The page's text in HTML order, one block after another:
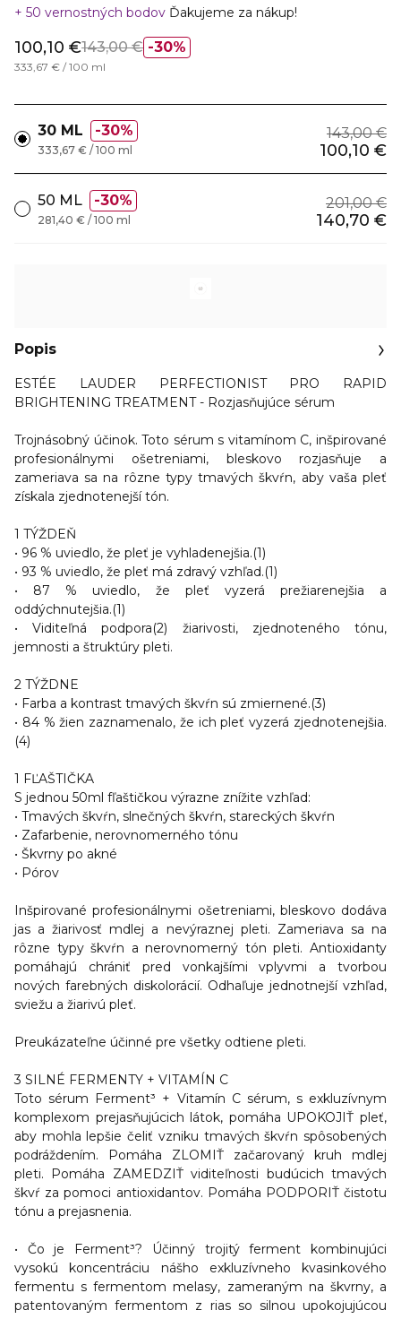
50 vernostných bodov Ďakujeme za nákup!
30%
100,10 €143,00 €
333,67 € / 100 ml
30 ML 30% 143,00 €
100,10 €
333,67 € / 100 ml
50 ML 30% 201,00 €
140,70 €
281,40 € / 100 ml
Popis
ESTÉE LAUDER PERFECTIONIST PRO RAPID
BRIGHTENING TREATMENT - Rozjasňujúce sérum
Trojnásobný účinok. Toto sérum s vitamínom C, inšpirované
profesionálnymi ošetreniami, bleskovo rozjasňuje a
zameriava sa na rôzne typy tmavých škvŕn, aby vaša pleť
získala zjednotenejší tón.
1 TÝŽDEŇ
• 96 % uviedlo, že pleť je vyhladenejšia.(1)
• 93 % uviedlo, že pleť má zdravý vzhľad.(1)
• 87 % uviedlo, že pleť vyzerá prežiarenejšia a
oddýchnutejšia.(1)
• Viditeľná podpora(2) žiarivosti, zjednoteného tónu,
jemnosti a štruktúry pleti.
2 TÝŽDNE
• Farba a kontrast tmavých škvŕn sú zmiernené.(3)
• 84 % žien zaznamenalo, že ich pleť vyzerá zjednotenejšia.
(4)
1 FĽAŠTIČKA
S jednou 50ml fľaštičkou výrazne znížite vzhľad:
• Tmavých škvŕn, slnečných škvŕn, stareckých škvŕn
• Zafarbenie, nerovnomerného tónu
• Škvrny po akné
• Pórov
Inšpirované profesionálnymi ošetreniami, bleskovo dodáva
jas a žiarivosť mdlej a nevýraznej pleti. Zameriava sa na
rôzne typy škvŕn a nerovnomerný tón pleti. Antioxidanty
pomáhajú chrániť pred vonkajšími vplyvmi a tvorbou
nových farebných diskolorácií. Odhaľuje jednotnejší vzhľad,
sviežu a žiarivú pleť.
Preukázateľne účinné pre všetky odtiene pleti.
3 SILNÉ FERMENTY + VITAMÍN C
Toto sérum Ferment³ + Vitamín C sérum, s exkluzívnym
komplexom prejasňujúcich látok, pomáha UPOKOJIŤ pleť,
aby mohla lepšie čeliť vzniku tmavých škvŕn spôsobených
podráždením. Pomáha ZLOMIŤ začarovaný kruh mdlej
pleti. Pomáha ZAMEDZIŤ viditeľnosti budúcich tmavých
škvŕ za pomoci antioxidantov. Pomáha PODPORIŤ čistotu
tónu a prejasnenia.
• Čo je Ferment³? Účinný trojitý ferment kombinujúci
vysokú koncentráciu nášho exkluzívneho kvasinkového
fermentu s fermentom melasy, zameraným na škvrny, a
patentovaným fermentom z rias so silnou upokojujúcou